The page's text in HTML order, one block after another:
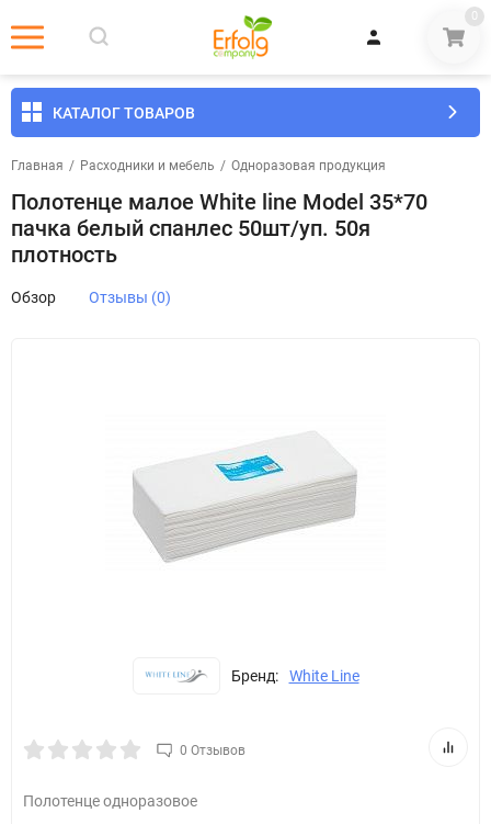
0
КАТАЛОГ ТОВАРОВ
Главная / Расходники и мебель / Одноразовая продукция
Полотенце малое White line Model 35*70
пачка белый спанлес 50шт/уп. 50я
плотность
Обзор Отзывы (0)
Бренд: White Line
0 Отзывов
Полотенце одноразовое